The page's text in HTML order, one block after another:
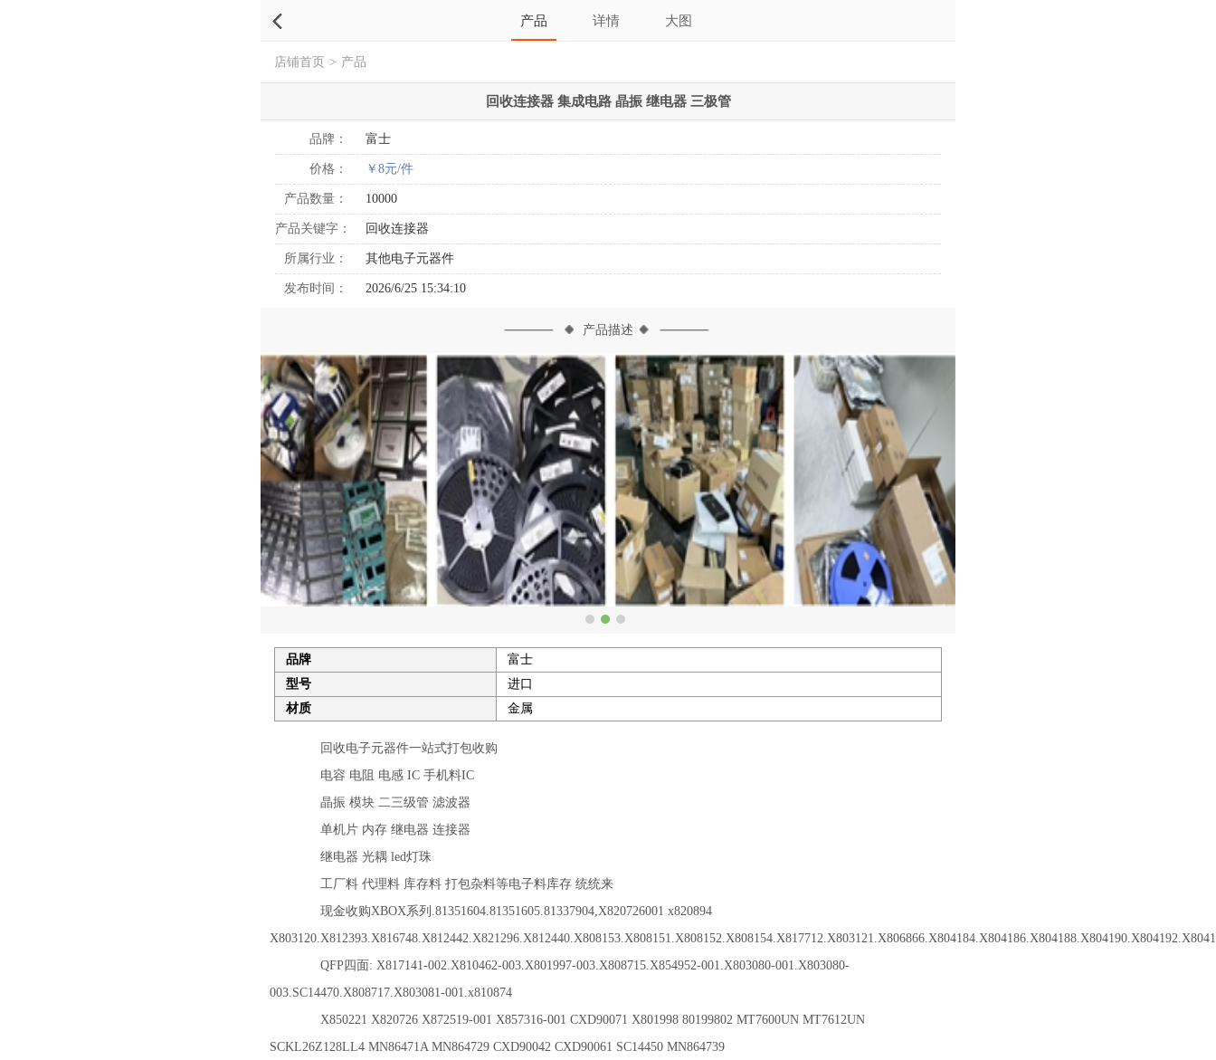
产品 详情 大图
店铺首页 > 产品
回收连接器 集成电路 晶振 继电器 三极管
品牌： 富士
价格： ￥8元/件
产品数量： 10000
产品关键字： 回收连接器
所属行业： 其他电子元器件
发布时间： 2026/6/25 15:34:10
产品描述
品牌
富士
型号
进口
材质
金属
回收电子元器件一站式打包收购
电容 电阻 电感 IC 手机料IC
晶振 模块 二三级管 滤波器
单机片 内存 继电器 连接器
继电器 光耦 led灯珠
工厂料 代理料 库存料 打包杂料等电子料库存 统统来
现金收购XBOX系列.81351604.81351605.81337904,X820726001 x820894
QFP四面: X817141-002.X810462-003.X801997-003.X808715.X854952-001.X803080-001.X803080-
003.SC14470.X808717.X803081-001.x810874
X850221 X820726 X872519-001 X857316-001 CXD90071 X801998 80199802 MT7600UN MT7612UN
SCKL26Z128LL4 MN86471A MN864729 CXD90042 CXD90061 SC14450 MN864739